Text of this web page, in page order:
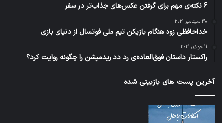
6 نکته‌ی مهم برای گرفتن عکس‌های جذاب‌تر در سفر
30 سپتامبر 2021
خداحافظی زود هنگام بازیکن تیم ملی فوتسال از دنیای بازی
11 جولای 2021
راکستار داستان فوق‌العاده‌ی رد دد ریدمپشن را چگونه روایت کرد؟
آخرین پست های بازبینی شده